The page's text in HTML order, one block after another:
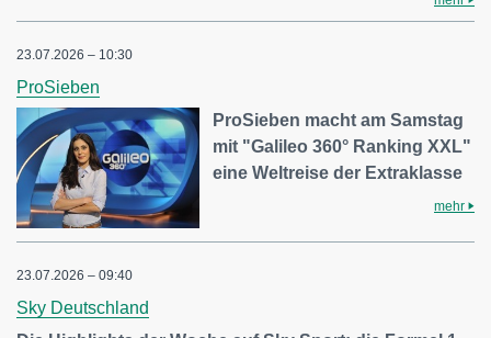
23.07.2026 – 10:30
ProSieben
ProSieben macht am Samstag
mit "Galileo 360° Ranking XXL"
eine Weltreise der Extraklasse
mehr
23.07.2026 – 09:40
Sky Deutschland